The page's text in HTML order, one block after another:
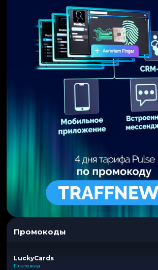
Промокоды
LuckyCards
Платежка